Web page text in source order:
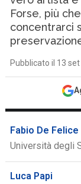
Forse, più
concentrarci
Pubblicato il 13
Fabio De Felice
Università degli
Luca Papi